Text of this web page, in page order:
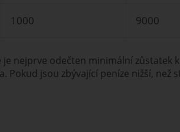
1000 9000
je nejprve odečten minimální zůstatek
Pokud jsou zbývající peníze nižší, než